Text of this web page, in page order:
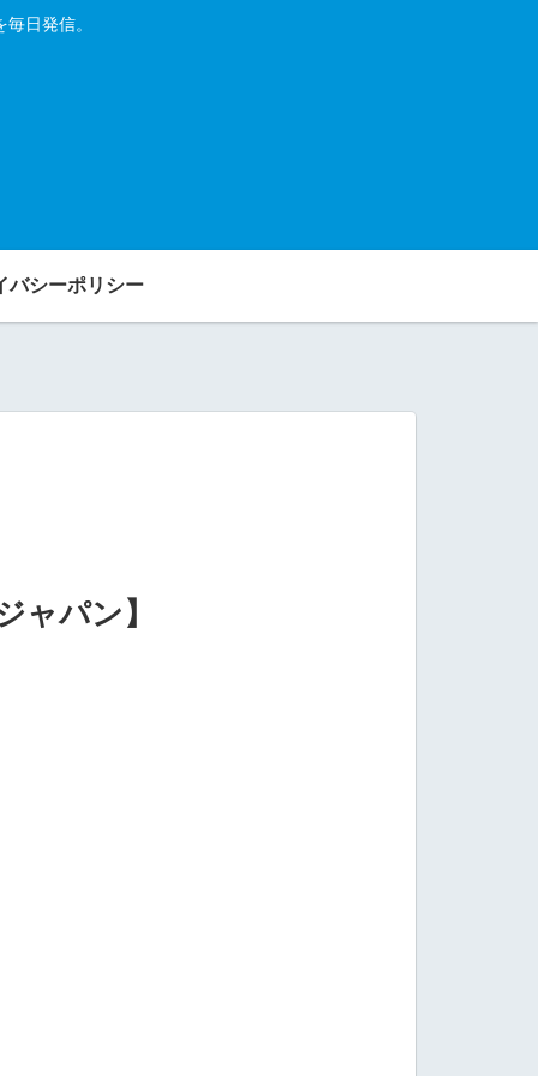
日発信。
バシーポリシー
ャパン】